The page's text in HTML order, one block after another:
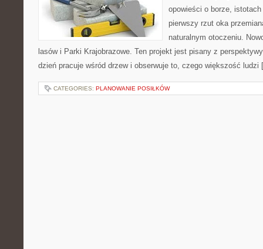
opowieści o borze,
pierwszy rzut oka
naturalnym otoczeniu.
lasów i Parki Krajobrazowe. Ten projekt jest pisany z
dzień pracuje wśród drzew i obserwuje to, czego większość
CATEGORIES: PLANOWANIE POSIŁKÓW